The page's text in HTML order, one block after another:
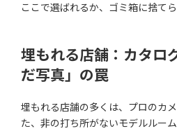
ここで選ばれるか、ゴミ箱に捨て
埋もれる店舗：カタロ
だ写真」の罠
埋もれる店舗の多くは、プロのカ
た、非の打ち所がないモデルルー